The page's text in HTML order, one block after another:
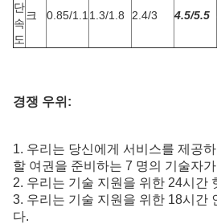
단
속
도
크 0.85/1.1 1.3/1.8 2.4/3 4.5/5.5
경쟁 우위:
1. 우리는 당신에게 서비스를 제공
할 여권을 준비하는 7 명의 기술자
2. 우리는 기술 지원을 위한 24시간
3. 우리는 기술 지원을 위한 18시간
다.